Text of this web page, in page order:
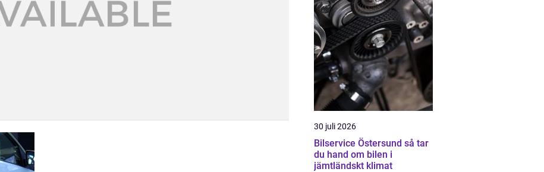
30 juli 2026
Bilservice Östersund så tar
du hand om bilen i
jämtländskt klimat